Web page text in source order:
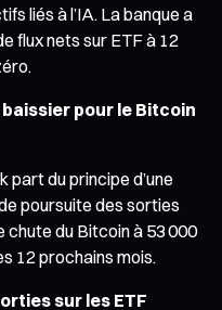
liés à l’IA. La banque a
flux nets sur ETF à 12
baissier pour le Bitcoin
part du principe d’une
poursuite des sorties
chute du Bitcoin à 53 000
12 prochains mois.
sur les ETF